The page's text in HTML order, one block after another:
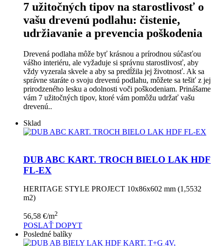
7 užitočných tipov na starostlivosť o
vašu drevenú podlahu: čistenie,
udržiavanie a prevencia poškodenia
Drevená podlaha môže byť krásnou a prírodnou súčasťou
vášho interiéru, ale vyžaduje si správnu starostlivosť, aby
vždy vyzerala skvele a aby sa predĺžila jej životnosť. Ak sa
správne staráte o svoju drevenú podlahu, môžete sa tešiť z jej
prirodzeného lesku a odolnosti voči poškodeniam. Prinášame
vám 7 užitočných tipov, ktoré vám pomôžu udržať vašu
drevenú..
Sklad
DUB ABC KART. TROCH BIELO LAK HDF
FL-EX
HERITAGE STYLE PROJECT 10x86x602 mm (1,5532
m2)
56,58 €/m2
POSLAŤ DOPYT
Posledné balíky